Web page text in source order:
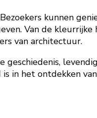
kunnen
Van de
van architectuur.
in het ontdekken